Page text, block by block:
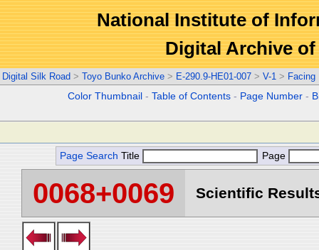
National Institute of
Digital Archive
Digital Silk Road > Toyo Bunko Archive > E-290.9-HE01-007 > V-1 > Facing
Color Thumbnail -Table of Contents - Page Number -
Page Search Title Page
0068+0069 Scientific